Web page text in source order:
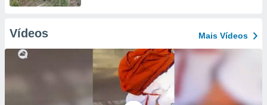
Vídeos Mais Vídeos